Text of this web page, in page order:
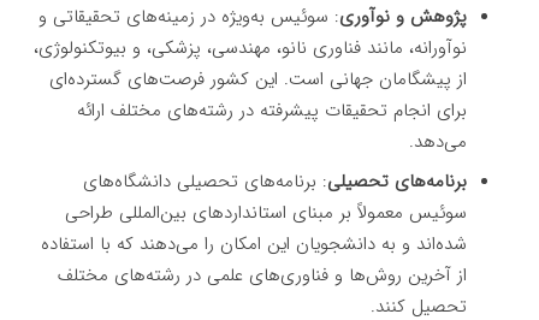
پژوهش و نوآوری: سوئیس به‌ویژه در زمینه‌های تحقیقاتی و
نوآورانه، مانند فناوری نانو، مهندسی، پزشکی، و بیوتکنولوژی،
از پیشگامان جهانی است. این کشور فرصت‌های گسترده‌ای
برای انجام تحقیقات پیشرفته در رشته‌های مختلف ارائه
می‌دهد.
برنامه‌های تحصیلی: برنامه‌های تحصیلی دانشگاه‌های
سوئیس معمولاً بر مبنای استانداردهای بین‌المللی طراحی
شده‌اند و به دانشجویان این امکان را می‌دهند که با استفاده
از آخرین روش‌ها و فناوری‌های علمی در رشته‌های مختلف
تحصیل کنند.